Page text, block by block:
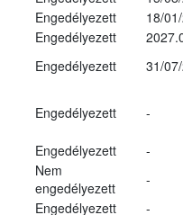
Engedélyezett
18/
Engedélyezett
Engedélyezett
31/
Engedélyezett -
Engedélyezett
-
Nem
engedélyezett
-
Engedélyezett
-